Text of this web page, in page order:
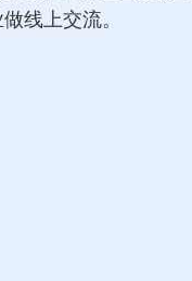
线上交流。